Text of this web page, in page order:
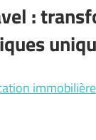
:
immobilière